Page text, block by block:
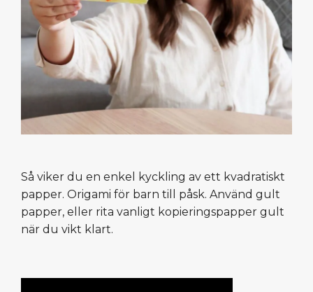
Så viker du en enkel kyckling av ett kvadratiskt
papper. Origami för barn till påsk. Använd gult
papper, eller rita vanligt kopieringspapper gult
när du vikt klart.